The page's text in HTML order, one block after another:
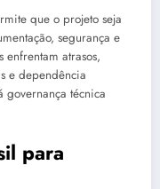
que o projeto seja
segurança e
atrasos,
e dependência
governança técnica
para